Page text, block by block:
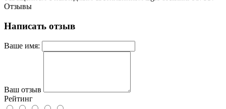
Отзывы
Написать отзыв
Ваше имя:
Ваш отзыв
Рейтинг